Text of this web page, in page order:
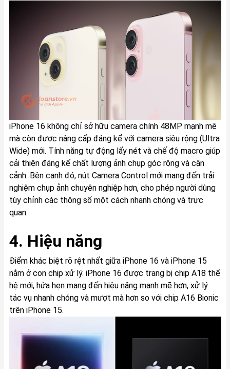
iPhone 16 không chỉ sở hữu camera chính 48MP mạnh mẽ
mà còn được nâng cấp đáng kể với camera siêu rộng (Ultra
Wide) mới. Tính năng tự động lấy nét và chế độ macro giúp
cải thiện đáng kể chất lượng ảnh chụp góc rộng và cận
cảnh. Bên cạnh đó, nút Camera Control mới mang đến trải
nghiệm chụp ảnh chuyên nghiệp hơn, cho phép người dùng
tùy chỉnh các thông số một cách nhanh chóng và trực
quan.
4. Hiệu năng
Điểm khác biệt rõ rệt nhất giữa iPhone 16 và iPhone 15
nằm ở con chip xử lý. iPhone 16 được trang bị chip A18 thế
hệ mới, hứa hẹn mang đến hiệu năng mạnh mẽ hơn, xử lý
tác vụ nhanh chóng và mượt mà hơn so với chip A16 Bionic
trên iPhone 15.